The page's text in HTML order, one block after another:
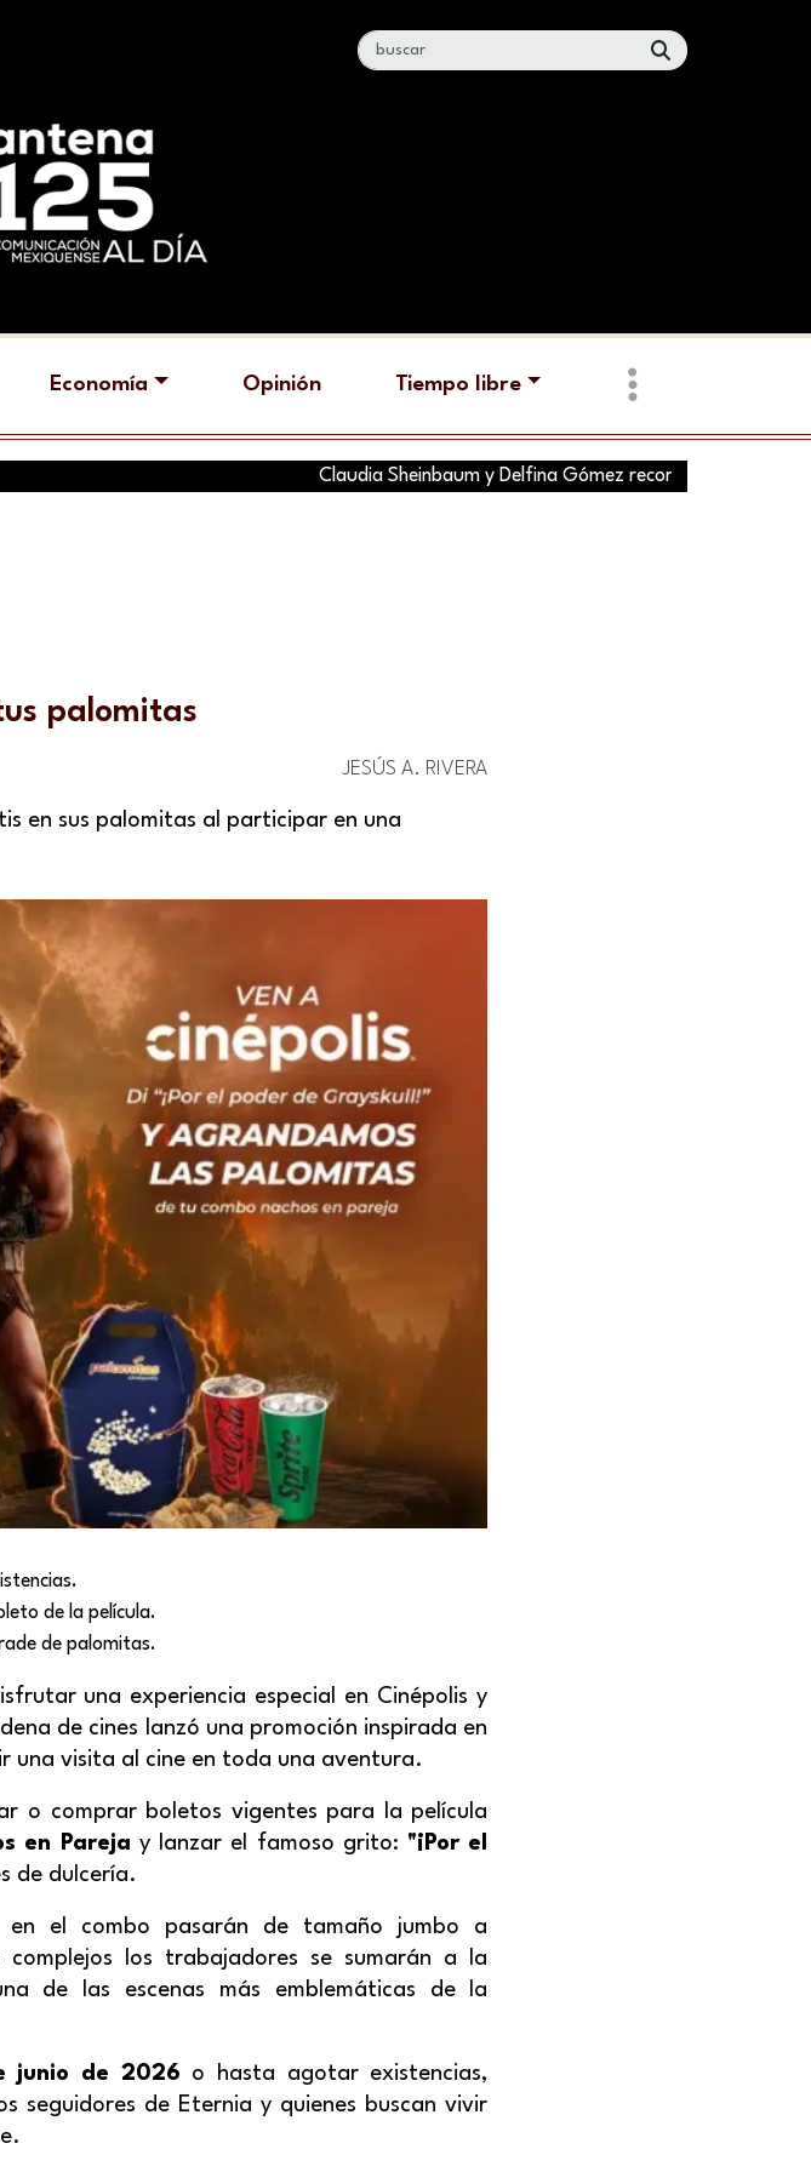
Economía Opinión Tiempo libre
Claudia Sheinbaum y Delfina Gómez recorren hoy tres municipios
palomitas
JESÚS A. RIVERA
en sus palomitas al participar en una
de la película.
de palomitas.
una experiencia especial en Cinépolis y
de cines lanzó una promoción inspirada en
una visita al cine en toda una aventura.
o comprar boletos vigentes para la película
en Pareja y lanzar el famoso grito: "¡Por el
de dulcería.
el combo pasarán de tamaño jumbo a
los trabajadores se sumarán a la
de las escenas más emblemáticas de la
junio de 2026 o hasta agotar existencias,
seguidores de Eternia y quienes buscan vivir